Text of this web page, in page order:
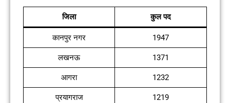
जिला कुल पद
कानपुर नगर 1947
लखनऊ 1371
आगरा 1232
प्रयागराज 1219